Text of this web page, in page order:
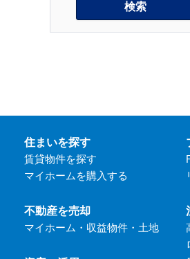
検索
住まいを探す
賃貸物件を探す
マイホームを購入する
不動産を売却
マイホーム・収益物件・土地